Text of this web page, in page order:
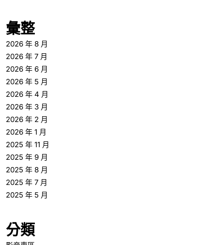
彙整
2026 年 8 月
2026 年 7 月
2026 年 6 月
2026 年 5 月
2026 年 4 月
2026 年 3 月
2026 年 2 月
2026 年 1 月
2025 年 11 月
2025 年 9 月
2025 年 8 月
2025 年 7 月
2025 年 5 月
分類